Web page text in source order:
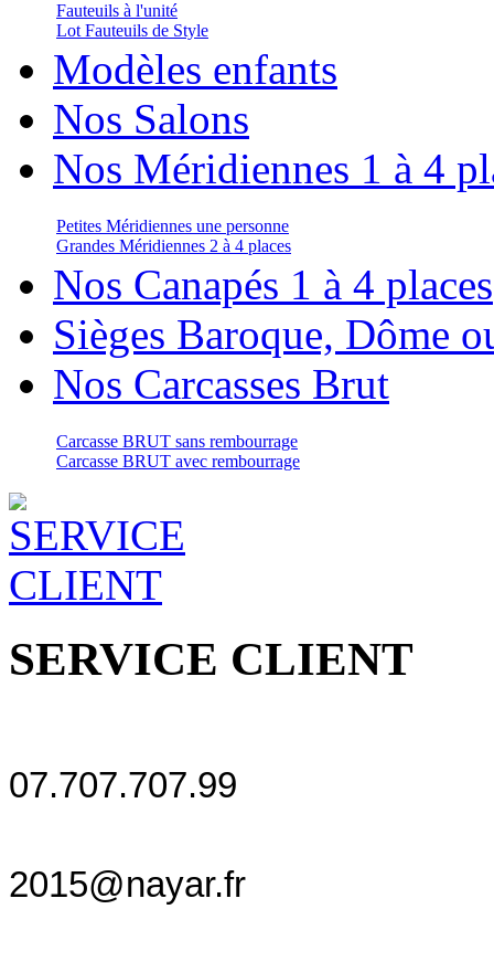
Fauteuils à l'unité
Lot Fauteuils de Style
Modèles enfants
Nos Salons
Nos Méridiennes 1 à 4
Petites Méridiennes une personne
Grandes Méridiennes 2 à 4 places
Nos Canapés 1 à 4 places
Sièges Baroque, Dôme
Nos Carcasses Brut
Carcasse BRUT sans rembourrage
Carcasse BRUT avec rembourrage
SERVICE CLIENT
07.707.707.99
2015@nayar.fr